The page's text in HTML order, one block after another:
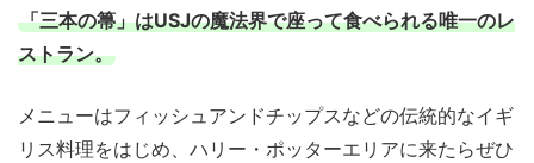
「三本の箒」はUSJの魔法界で座って食べられる唯一のレ
ストラン。
メニューはフィッシュアンドチップスなどの伝統的なイギ
リス料理をはじめ、ハリー・ポッターエリアに来たらぜひ